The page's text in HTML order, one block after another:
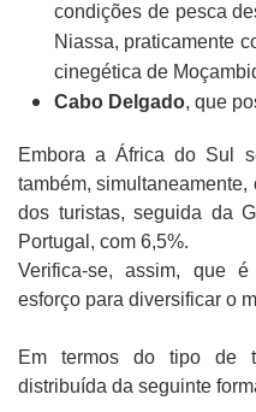
condições de pesca
Niassa, praticamente
cinegética de
Cabo Delgado, que
Embora a África do Sul
também,
dos turistas, seguida da
Portugal, com 6,5%.
Verifica-se, assim, que
esforço para diversificar o
Em termos do tipo de
distribuída da seguinte